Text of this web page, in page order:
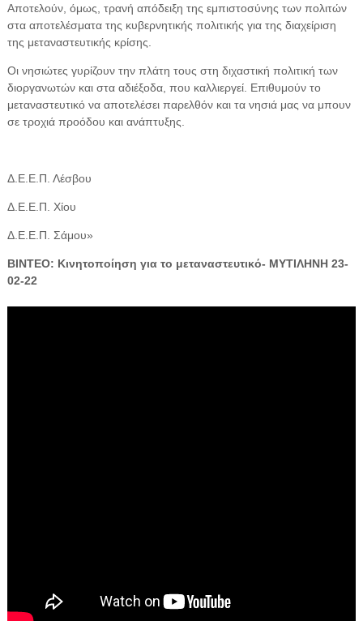
Αποτελούν, όμως, τρανή απόδειξη της εμπιστοσύνης των πολιτών
στα αποτελέσματα της κυβερνητικής πολιτικής για της διαχείριση
της μεταναστευτικής κρίσης.
Οι νησιώτες γυρίζουν την πλάτη τους στη διχαστική πολιτική των
διοργανωτών και στα αδιέξοδα, που καλλιεργεί. Επιθυμούν το
μεταναστευτικό να αποτελέσει παρελθόν και τα νησιά μας να μπουν
σε τροχιά προόδου και ανάπτυξης.
Δ.Ε.Ε.Π. Λέσβου
Δ.Ε.Ε.Π. Χίου
Δ.Ε.Ε.Π. Σάμου»
ΒΙΝΤΕΟ: Κινητοποίηση για το μεταναστευτικό- ΜΥΤΙΛΗΝΗ 23-
02-22